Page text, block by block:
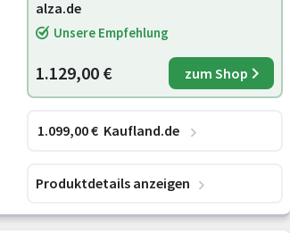
alza.de
Unsere Empfehlung
1.129,00 € zum Shop
1.099,00€ Kaufland.de
Produktdetails anzeigen